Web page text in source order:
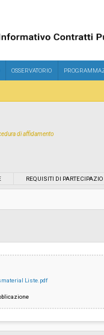
OSSERVATORIO
di affidamento
REQUISITI DI
Liste.pdf